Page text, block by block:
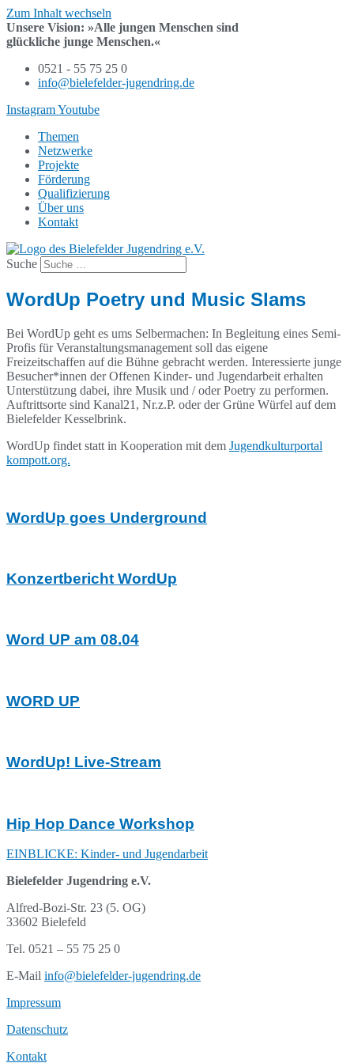
Zum Inhalt wechseln
Unsere Vision: »Alle jungen Menschen sind
glückliche junge Menschen.«
0521 - 55 75 25 0
info@bielefelder-jugendring.de
InstagramYoutube
Themen
Netzwerke
Projekte
Förderung
Qualifizierung
Über uns
Kontakt
Suche
WordUp Poetry und Music Slams
Bei WordUp geht es ums Selbermachen: In Begleitung eines Semi-
Profis für Veranstaltungsmanagement soll das eigene
Freizeitschaffen auf die Bühne gebracht werden. Interessierte junge
Besucher*innen der Offenen Kinder- und Jugendarbeit erhalten
Unterstützung dabei, ihre Musik und / oder Poetry zu performen.
Auftrittsorte sind Kanal21, Nr.z.P. oder der Grüne Würfel auf dem
Bielefelder Kesselbrink.
WordUp findet statt in Kooperation mit dem Jugendkulturportal
kompott.org.
WordUp goes Underground
Konzertbericht WordUp
Word UP am 08.04
WORD UP
WordUp! Live-Stream
Hip Hop Dance Workshop
EINBLICKE: Kinder- und Jugendarbeit
Bielefelder Jugendring e.V.
Alfred-Bozi-Str. 23 (5. OG)
33602 Bielefeld
Tel. 0521 – 55 75 25 0
E-Mail info@bielefelder-jugendring.de
Impressum
Datenschutz
Kontakt